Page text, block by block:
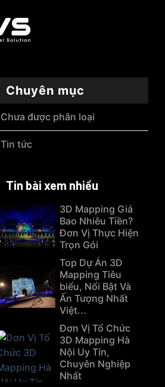
Chuyên mục
Chưa được phân loại
Tin tức
Tin bài xem nhiều
3D Mapping Giá
Bao Nhiêu Tiền?
Đơn Vị Thực Hiện
Trọn Gói
Top Dự Án 3D
Mapping Tiêu
biểu, Nổi Bật Và
Ấn Tượng Nhất
Việt...
Đơn Vị Tổ Chức
3D Mapping Hà
Nội Uy Tín,
Chuyên Nghiệp
Nhất